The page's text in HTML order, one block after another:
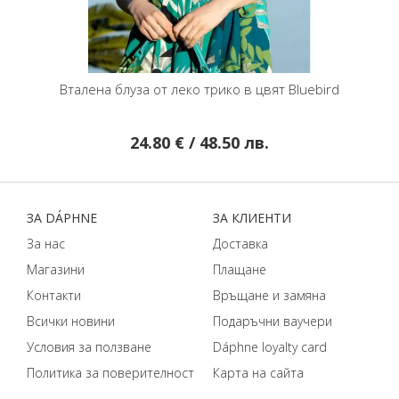
Вталена блуза от леко трико в цвят Bluebird
24.80 € / 48.50 лв.
ЗA DÁPHNЕ
За нас
Магазини
Контакти
Всички новини
Условия за ползване
Политика за поверителност
ЗA КЛИЕНТИ
Доставка
Плащане
Връщане и замяна
Подаръчни ваучери
Dáphnе loyalty card
Карта на сайта